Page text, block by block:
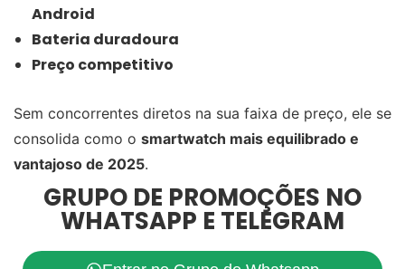
Android
Bateria duradoura
Preço competitivo
Sem concorrentes diretos na sua faixa de preço, ele se
consolida como o smartwatch mais equilibrado e
vantajoso de 2025.
GRUPO DE PROMOÇÕES NO
WHATSAPP E TELEGRAM